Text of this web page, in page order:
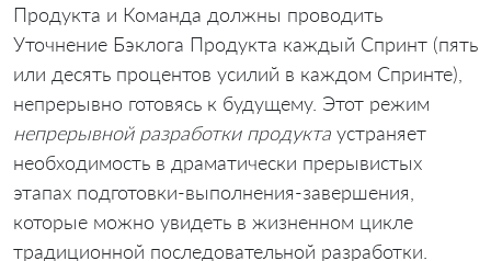
Продукта и Команда должны проводить
Уточнение Бэклога Продукта каждый Спринт (пять
или десять процентов усилий в каждом Спринте),
непрерывно готовясь к будущему. Этот режим
непрерывной разработки продукта устраняет
необходимость в драматически прерывистых
этапах подготовки-выполнения-завершения,
которые можно увидеть в жизненном цикле
традиционной последовательной разработки.